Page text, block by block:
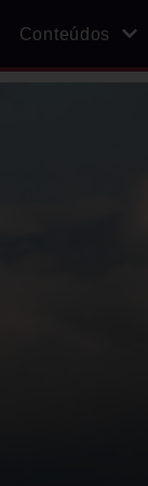
Conteúdos